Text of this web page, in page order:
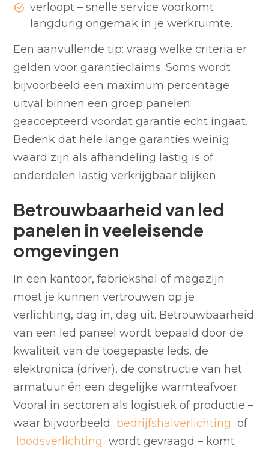
verloopt – snelle service voorkomt
langdurig ongemak in je werkruimte.
Een aanvullende tip: vraag welke criteria er
gelden voor garantieclaims. Soms wordt
bijvoorbeeld een maximum percentage
uitval binnen een groep panelen
geaccepteerd voordat garantie echt ingaat.
Bedenk dat hele lange garanties weinig
waard zijn als afhandeling lastig is of
onderdelen lastig verkrijgbaar blijken.
Betrouwbaarheid van led
panelen in veeleisende
omgevingen
In een kantoor, fabriekshal of magazijn
moet je kunnen vertrouwen op je
verlichting, dag in, dag uit. Betrouwbaarheid
van een led paneel wordt bepaald door de
kwaliteit van de toegepaste leds, de
elektronica (driver), de constructie van het
armatuur én een degelijke warmteafvoer.
Vooral in sectoren als logistiek of productie –
waar bijvoorbeeld
bedrijfshalverlichting of
loodsverlichting wordt gevraagd – komt